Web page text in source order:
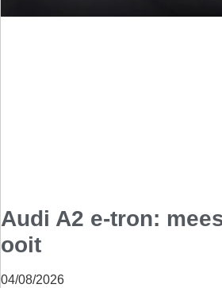
Audi A2 e-tron:
ooit
04/08/2026